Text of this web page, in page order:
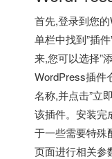
首先,登录到您
单栏中找到”插
来,您可以选择”
WordPress插件
名称,并点击”立
该插件。安装完
于一些需要特殊
页面进行相关参